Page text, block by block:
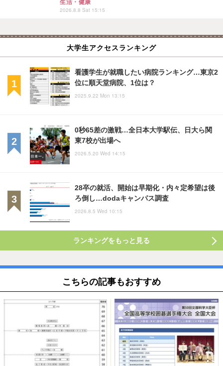
生活・健康
2026.8.8 Sat 15:15
大学生アクセスランキング
看護学生が就職したい病院ランキング…東京2
位に順天堂病院、1位は？
2025.9.22 Mon 13:15
0秒65差の激戦…全日本大学駅伝、日大ら関
東7校が出場へ
2026.5.20 Wed 14:15
28卒の就活、開始は早期化・内々定希望は後
ろ倒し…dodaキャンパス調査
2026.8.5 Wed 10:15
ランキングをもっと見る
こちらの記事もおすすめ